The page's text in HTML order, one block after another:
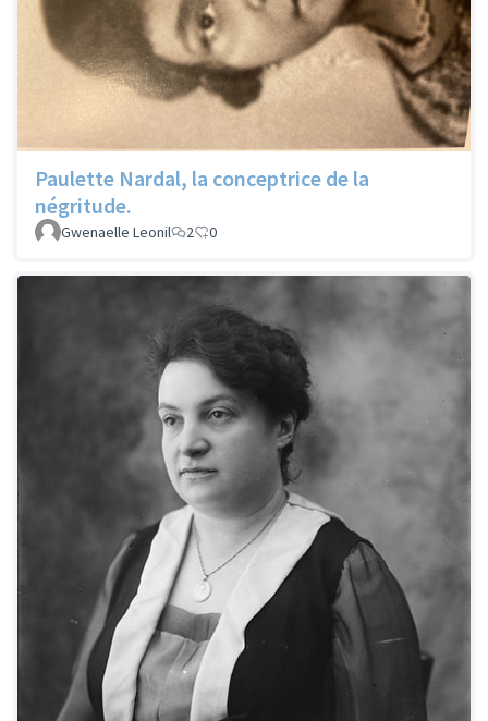
Paulette Nardal, la conceptrice de la
négritude.
Gwenaelle Leonil 2 0